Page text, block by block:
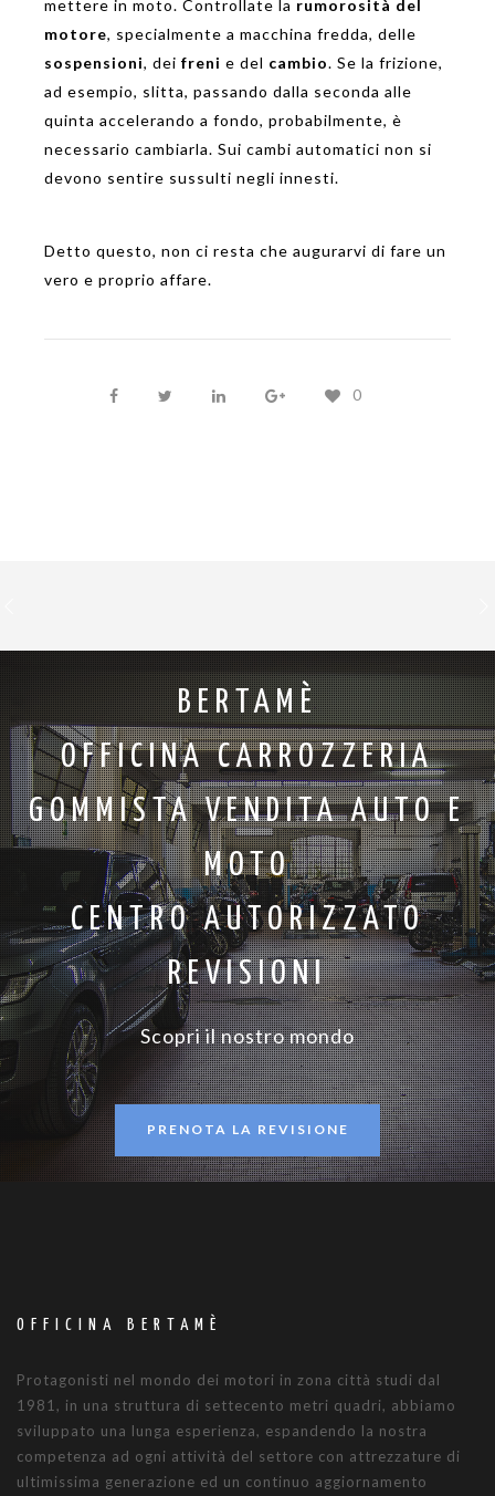
mettere in moto. Controllate la rumorosità del
motore, specialmente a macchina fredda, delle
sospensioni, dei freni e del cambio. Se la frizione,
ad esempio, slitta, passando dalla seconda alle
quinta accelerando a fondo, probabilmente, è
necessario cambiarla. Sui cambi automatici non si
devono sentire sussulti negli innesti.
Detto questo, non ci resta che augurarvi di fare un
vero e proprio affare.
0
BERTAMÈ
OFFICINA CARROZZERIA
GOMMISTA VENDITA AUTO E
MOTO
CENTRO AUTORIZZATO
REVISIONI
Scopri il nostro mondo
PRENOTA LA REVISIONE
OFFICINA BERTAMÈ
Protagonisti nel mondo dei motori in zona città studi dal
1981, in una struttura di settecento metri quadri, abbiamo
sviluppato una lunga esperienza, espandendo la nostra
competenza ad ogni attività del settore con attrezzature di
ultimissima generazione ed un continuo aggiornamento